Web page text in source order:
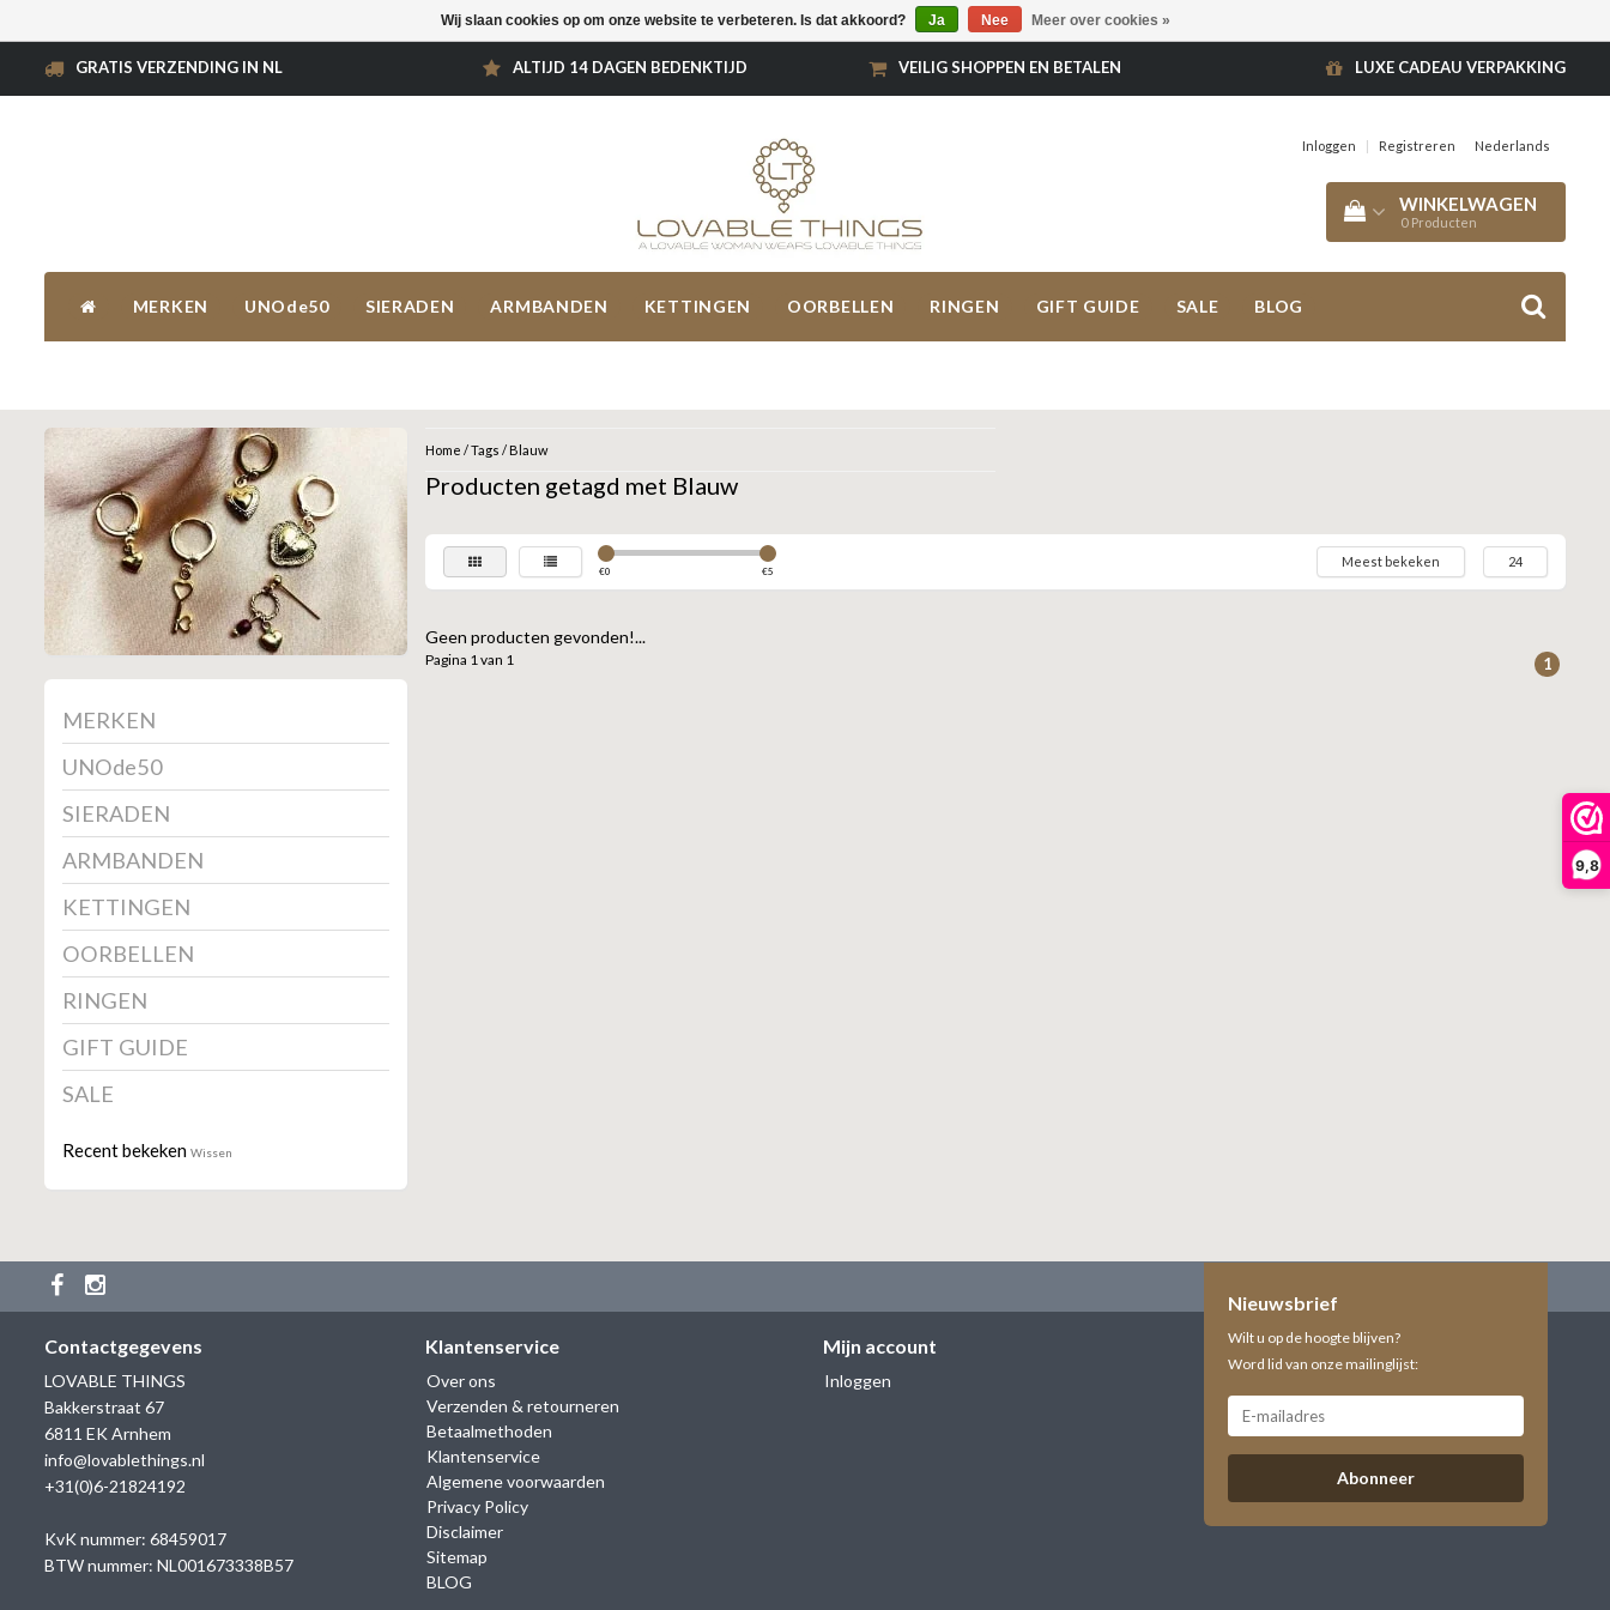
9,8
GRATIS VERZENDING IN NL ALTIJD 14 DAGEN BEDENKTIJD VEILIG SHOPPEN EN BETALEN LUXE CADEAU VERPAKKING
Inloggen | Registreren Nederlands
WINKELWAGEN
0 Producten
MERKEN UNOde50 SIERADEN ARMBANDEN KETTINGEN OORBELLEN RINGEN GIFT GUIDE SALE BLOG
MERKEN
UNOde50
SIERADEN
ARMBANDEN
KETTINGEN
OORBELLEN
RINGEN
GIFT GUIDE
SALE
Recent bekeken Wissen
Home /Tags / Blauw
Producten getagd met Blauw
€0 €5
Meest bekeken 24
Geen producten gevonden!...
Pagina 1 van 1 1
Contactgegevens
LOVABLE THINGS
Bakkerstraat 67
6811 EK Arnhem
info@lovablethings.nl
+31(0)6-21824192
KvK nummer: 68459017
BTW nummer: NL001673338B57
Klantenservice
Over ons
Verzenden & retourneren
Betaalmethoden
Klantenservice
Algemene voorwaarden
Privacy Policy
Disclaimer
Sitemap
BLOG
Mijn account
Inloggen
Nieuwsbrief
Wilt u op de hoogte blijven?
Word lid van onze mailinglijst:
Abonneer
Wij slaan cookies op om onze website te verbeteren. Is dat akkoord? Ja Nee Meer over cookies »